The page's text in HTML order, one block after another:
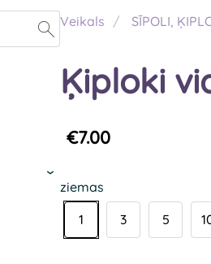
›
Veikals SĪPOLI,
Ķiploki
€7.00
ziemas
1
3 5